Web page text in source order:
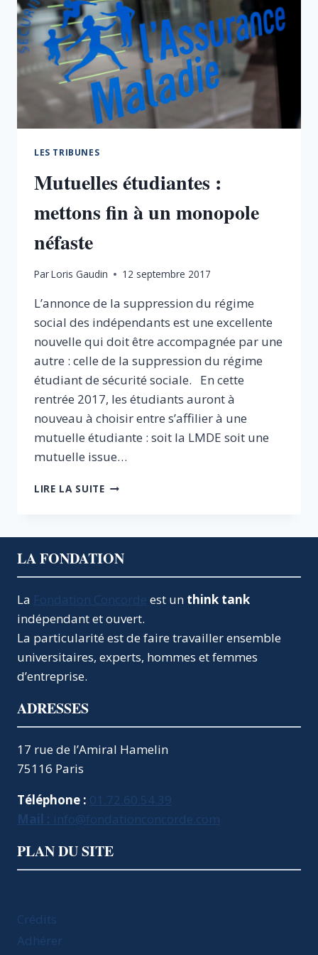
LES TRIBUNES
Mutuelles étudiantes :
mettons fin à un monopole
néfaste
ParLoris Gaudin 12 septembre 2017
L’annonce de la suppression du régime
social des indépendants est une excellente
nouvelle qui doit être accompagnée par une
autre : celle de la suppression du régime
étudiant de sécurité sociale. En cette
rentrée 2017, les étudiants auront à
nouveau à choisir entre s’affilier à une
mutuelle étudiante : soit la LMDE soit une
mutuelle issue…
LIRE LA SUITEMUTUELLES
À
UN
NÉFASTE
LA FONDATION
La Fondation Concorde est un think tank
indépendant et ouvert.
La particularité est de faire travailler ensemble
universitaires, experts, hommes et femmes
d’entreprise.
ADRESSES
17 rue de l’Amiral Hamelin
75116 Paris
Téléphone : 01.72.60.54.39
Mail : info@fondationconcorde.com
PLAN DU SITE
Crédits
Adhérer